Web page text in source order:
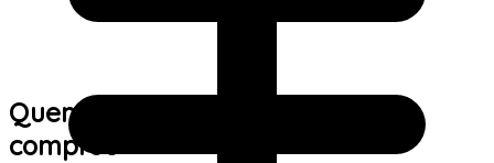
Quem viu este produto também
comprou